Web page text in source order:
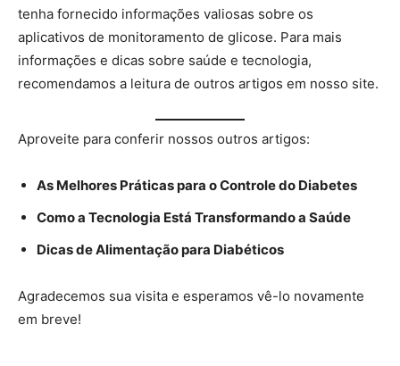
tenha fornecido informações valiosas sobre os
aplicativos de monitoramento de glicose. Para mais
informações e dicas sobre saúde e tecnologia,
recomendamos a leitura de outros artigos em nosso site.
Aproveite para conferir nossos outros artigos:
As Melhores Práticas para o Controle do Diabetes
Como a Tecnologia Está Transformando a Saúde
Dicas de Alimentação para Diabéticos
Agradecemos sua visita e esperamos vê-lo novamente
em breve!